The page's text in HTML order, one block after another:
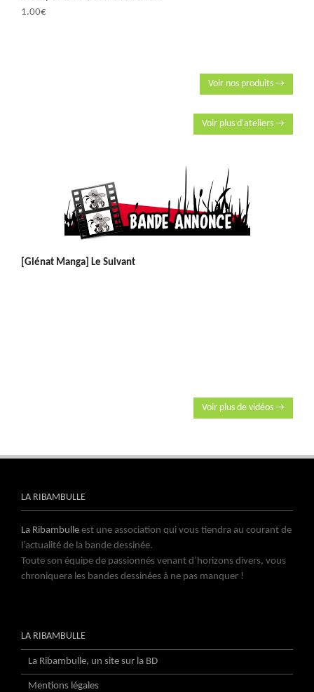
1.00€
Voir nos produits →
Voir plus d'ateliers →
[Glénat Manga] Le Suivant
Voir plus de vidéos →
LA RIBAMBULLE
La Ribambulle est une association qui vous tiendra au courant de
l’actualité de la bande dessinée.
Toute son équipe de passionnés venant d’horizons divers, vous
chroniquera les bandes dessinées à ne pas manquer !
LA RIBAMBULLE
La Ribambulle, un site sur la BD
Mentions légales